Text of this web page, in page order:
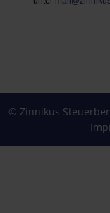
© Zinnikus